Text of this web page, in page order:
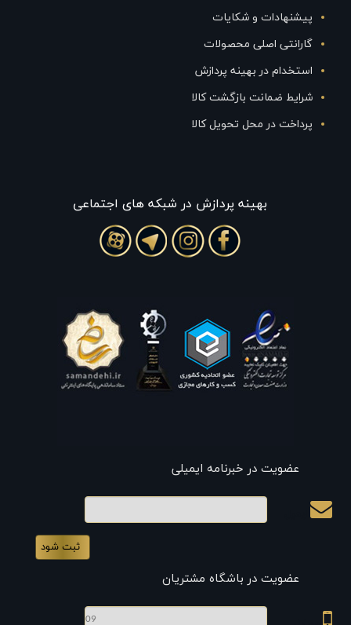
پیشنهادات و شکایات
گارانتی اصلی محصولات
استخدام در بهینه پردازش
شرایط ضمانت بازگشت کالا
پرداخت در محل تحویل کالا
بهينه پردازش در شبکه های اجتماعی
عضویت در خبرنامه ایمیلی
عضویت در باشگاه مشتریان